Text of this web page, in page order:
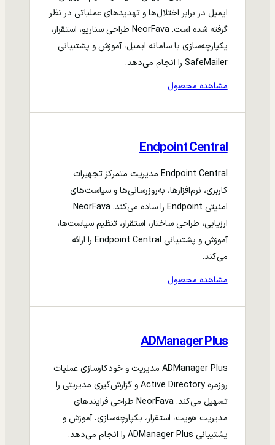
ایمیل در برابر اختلال‌ها و تهدیدهای عملیاتی در نظر
گرفته شده است. NeorFava طراحی سناریو، استقرار،
یکپارچه‌سازی با سامانه ایمیل، آموزش و پشتیبانی
SafeMailer را انجام می‌دهد.
مشاهده محصول
Endpoint Central
Endpoint Central مدیریت متمرکز تجهیزات
کاربری، نرم‌افزارها، به‌روزرسانی‌ها و سیاست‌های
امنیتی Endpoint را ساده می‌کند. NeorFava
ارزیابی، طراحی ساختار، استقرار، تنظیم سیاست‌ها،
آموزش و پشتیبانی Endpoint Central را ارائه
می‌کند.
مشاهده محصول
ADManager Plus
ADManager Plus مدیریت و خودکارسازی عملیات
روزمره Active Directory و گزارش‌گیری مدیریتی را
تسهیل می‌کند. NeorFava طراحی فرایندهای
مدیریت هویت، استقرار، یکپارچه‌سازی، آموزش و
پشتیبانی ADManager Plus را انجام می‌دهد.